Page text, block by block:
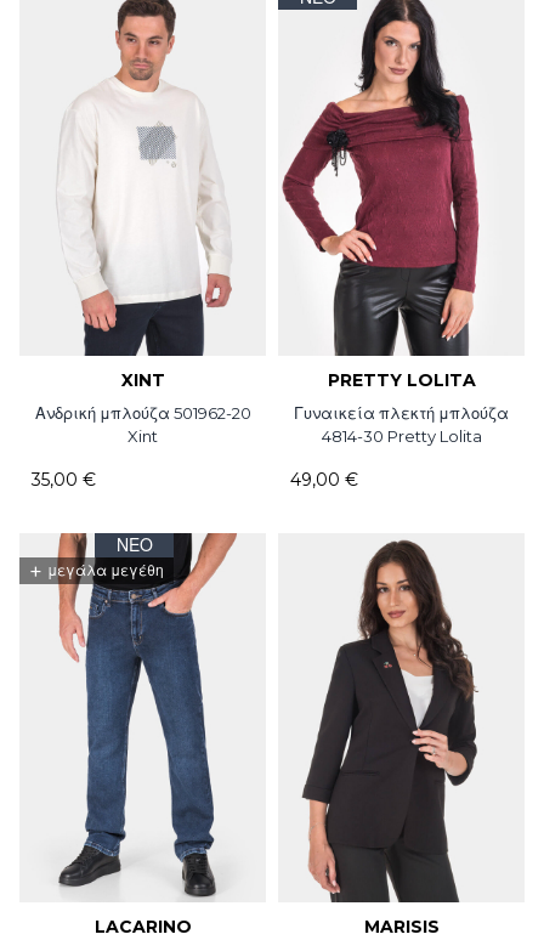
XINT
Ανδρική μπλούζα 501962-20
Xint
35,00 €
PRETTY LOLITA
Γυναικεία πλεκτή μπλούζα
4814-30 Pretty Lolita
49,00 €
ΝΈΟ
+ μεγάλα μεγέθη
LACARINO MARISIS